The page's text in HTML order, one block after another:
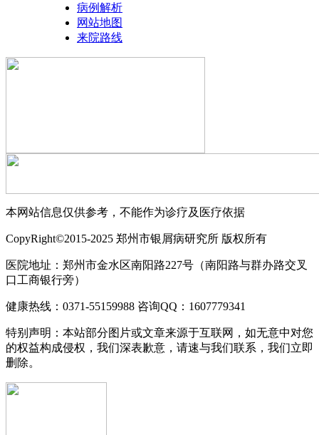
病例解析
网站地图
来院路线
本网站信息仅供参考，不能作为诊疗及医疗依据
CopyRight©2015-2025 郑州市银屑病研究所 版权所有
医院地址：郑州市金水区南阳路227号（南阳路与群办路交叉
口工商银行旁）
健康热线：0371-55159988 咨询QQ：1607779341
特别声明：本站部分图片或文章来源于互联网，如无意中对您
的权益构成侵权，我们深表歉意，请速与我们联系，我们立即
删除。